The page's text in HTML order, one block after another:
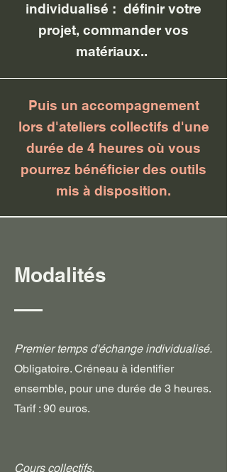
individualisé : définir votre
projet, commander vos
matériaux..
Puis un accompagnement
lors d'ateliers collectifs d'une
durée de 4 heures où vous
pourrez bénéficier des outils
mis à disposition.
Modalités
Premier temps d'échange individualisé.
Obligatoire. Créneau à identifier
ensemble, pour une durée de 3 heures.
Tarif : 90 euros.
Cours collectifs.